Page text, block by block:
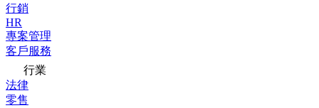
行銷
HR
專案管理
客戶服務
行業
法律
零售